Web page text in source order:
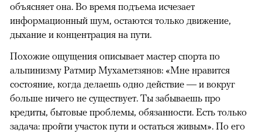
объясняет она. Во время подъема исчезает
информационный шум, остаются только движение,
дыхание и концентрация на пути.
Похожие ощущения описывает мастер спорта по
альпинизму Ратмир Мухаметзянов: «Мне нравится
состояние, когда делаешь одно действие — и вокруг
больше ничего не существует. Ты забываешь про
кредиты, бытовые проблемы, обязанности. Есть только
задача: пройти участок пути и остаться живым». По его